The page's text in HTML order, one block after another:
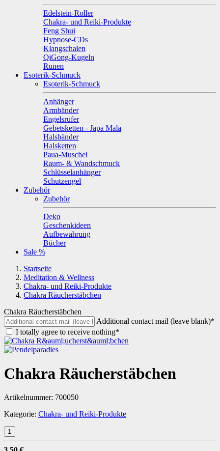
Edelstein-Roller
Chakra- und Reiki-Produkte
Feng Shui
Hypnose-CDs
Klangschalen
QiGong-Kugeln
Runen
Esoterik-Schmuck
Esoterik-Schmuck
Anhänger
Armbänder
Engelsrufer
Gebetsketten - Japa Mala
Halsbänder
Halsketten
Paua-Muschel
Raum- & Wandschmuck
Schlüsselanhänger
Schutzengel
Zubehör
Zubehör
Deko
Geschenkideen
Aufbewahrung
Bücher
Sale %
Startseite
Meditation & Wellness
Chakra- und Reiki-Produkte
Chakra Räucherstäbchen
Chakra Räucherstäbchen
Additional contact mail (leave blank)*
I totally agree to receive nothing*
Chakra Räucherstäbchen
Artikelnummer: 700050
Kategorie: Chakra- und Reiki-Produkte